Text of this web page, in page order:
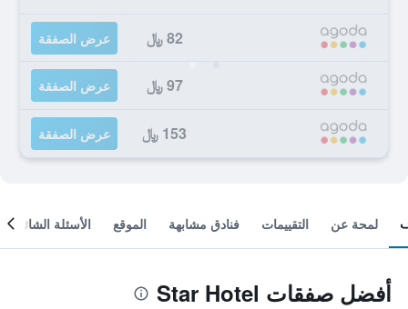
82 ﷼ عرض الصفقة
97 ﷼ عرض الصفقة
153 ﷼ عرض الصفقة
لمحة عن التقييمات فنادق مشابهة الموقع الأسئلة الشائعة
أفضل صفقات Star Hotel